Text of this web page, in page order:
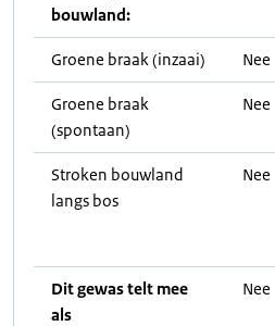
bouwland:
Groene braak (inzaai) Nee
Groene braak
(spontaan)
Nee
Stroken bouwland
langs bos
Nee
Dit gewas telt mee
als
Nee